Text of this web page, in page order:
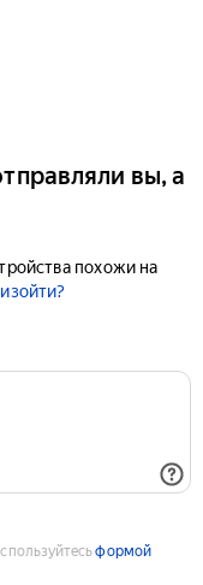
вы, а
похожи на
формой